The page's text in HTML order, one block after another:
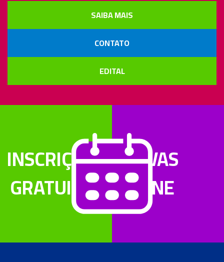
SAIBA MAIS
CONTATO
EDITAL
INSCRIÇÕES
GRATUITAS
PROVAS
ONLINE